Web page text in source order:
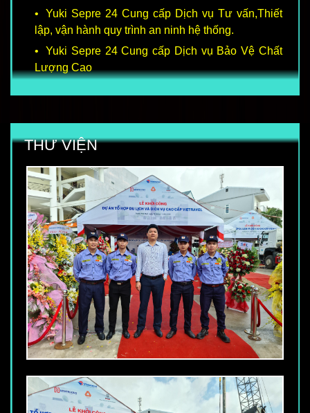
Yuki Sepre 24 Cung cấp Dịch vụ Tư vấn,Thiết
lập, vận hành quy trình an ninh hệ thống.
Yuki Sepre 24 Cung cấp Dịch vụ Bảo Vệ Chất
Lượng Cao
THƯ VIỆN